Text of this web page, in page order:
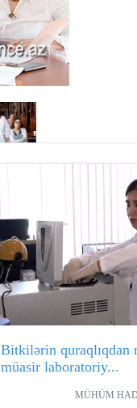
Bitkilərin quraqlıqdan
müasir laboratoriy...
MÜHÜM